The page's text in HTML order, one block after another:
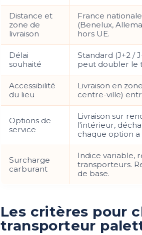
Distance et
zone de
livraison
France
(Benelux,
hors UE.
Délai
souhaité
Standard (J+2 /
peut doubler le
Accessibilité
du lieu
Livraison en
centre-ville)
Options de
service
Livraison sur
l'intérieur,
chaque option a
Surcharge
carburant
Indice variable,
transporteurs.
de base.
Les critères pour
transporteur